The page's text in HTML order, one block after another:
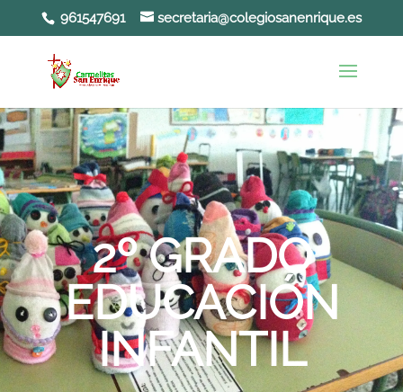
Abrir barra de herramientas
961547691 secretaria@colegiosanenrique.es
2º GRADO
EDUCACIÓN
INFANTIL